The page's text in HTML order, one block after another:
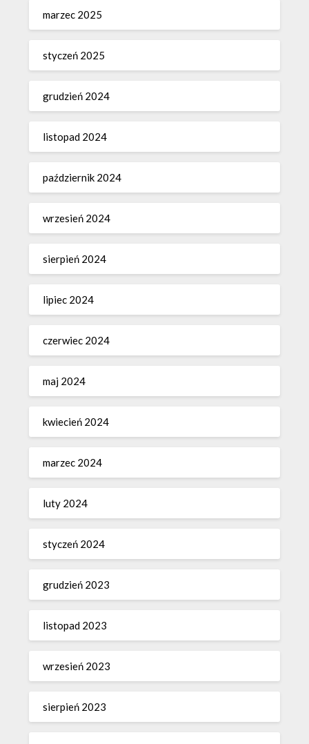
marzec 2025
styczeń 2025
grudzień 2024
listopad 2024
październik 2024
wrzesień 2024
sierpień 2024
lipiec 2024
czerwiec 2024
maj 2024
kwiecień 2024
marzec 2024
luty 2024
styczeń 2024
grudzień 2023
listopad 2023
wrzesień 2023
sierpień 2023